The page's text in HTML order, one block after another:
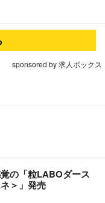
sponsored by 求人ボックス
の「粒LABOダース
＞」発売